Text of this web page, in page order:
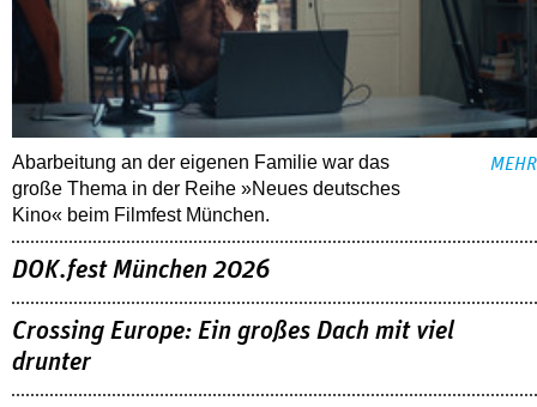
Abarbeitung an der eigenen Familie war das
große Thema in der Reihe »Neues deutsches
Kino« beim Filmfest München.
MEHR
DOK.fest München 2026
Crossing Europe: Ein großes Dach mit viel
drunter